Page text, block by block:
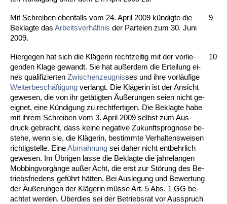
Mit Schrei­ben eben­falls vom 24. April 2009 kündig­te die
Be­klag­te das Ar­beits­verhält­nis der Par­tei­en zum 30. Ju­ni
2009.
9
Hier­ge­gen hat sich die Kläge­rin recht­zei­tig mit der vor­lie­
gen­den Kla­ge ge­wandt. Sie hat außer­dem die Er­tei­lung ei­
nes qua­li­fi­zier­ten Zwi­schen­zeug­nis­ses und ih­re vorläufi­ge
Wei­ter­beschäfti­gung ver­langt. Die Kläge­rin ist der An­sicht
ge­we­sen, die von ihr getätig­ten Äußerun­gen sei­en nicht ge­
eig­net, ei­ne Kündi­gung zu recht­fer­ti­gen. Die Be­klag­te ha­be
mit ih­rem Schrei­ben vom 3. April 2009 selbst zum Aus­
druck ge­bracht, dass kei­ne ne­ga­ti­ve Zu­kunfts­pro­gno­se be­
ste­he, wenn sie, die Kläge­rin, be­stimm­te Ver­hal­tens­wei­sen
rich­tig­stel­le. Ei­neAb­mah­nung sei da­her nicht ent­behr­lich
ge­we­sen. Im Übri­gen las­se die Be­klag­te die jah­re­lan­gen
Mob­bing­vorgänge außer Acht, die erst zur Störung des Be­
triebs­frie­dens geführt hätten. Bei Aus­le­gung und Be­wer­tung
der Äußerun­gen der Kläge­rin müsse Art. 5 Abs. 1 GG be­
ach­tet wer­den. Über­dies sei der Be­triebs­rat vor Aus­spruch
10